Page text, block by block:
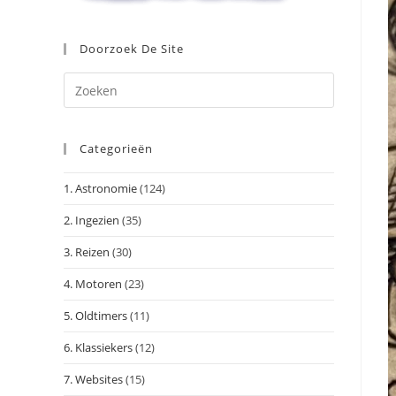
Doorzoek De Site
op
Categorieën
1. Astronomie(124)
2. Ingezien (35)
3. Reizen (30)
4. Motoren (23)
5. Oldtimers(11)
6. Klassiekers(12)
7. Websites(15)